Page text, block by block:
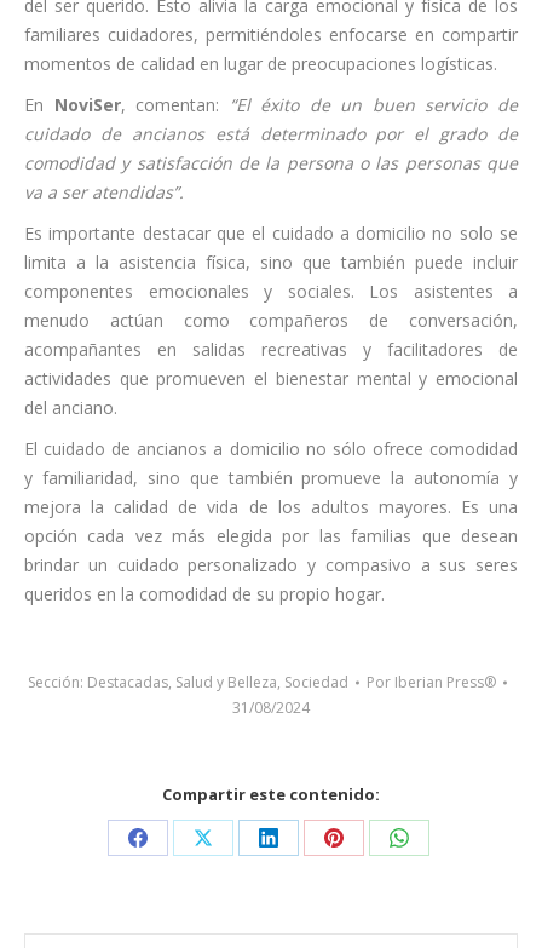
del ser querido. Esto alivia la carga emocional y física de los
familiares cuidadores, permitiéndoles enfocarse en compartir
momentos de calidad en lugar de preocupaciones logísticas.
En NoviSer, comentan:
“El éxito de un buen servicio de
cuidado de ancianos está determinado por el grado de
comodidad y satisfacción de la persona o las personas que
va a ser atendidas”.
Es importante destacar que el cuidado a domicilio no solo se
limita a la asistencia física, sino que también puede incluir
componentes emocionales y sociales. Los asistentes a
menudo actúan como compañeros de conversación,
acompañantes en salidas recreativas y facilitadores de
actividades que promueven el bienestar mental y emocional
del anciano.
El cuidado de ancianos a domicilio no sólo ofrece comodidad
y familiaridad, sino que también promueve la autonomía y
mejora la calidad de vida de los adultos mayores. Es una
opción cada vez más elegida por las familias que desean
brindar un cuidado personalizado y compasivo a sus seres
queridos en la comodidad de su propio hogar.
Sección: Destacadas, Salud y Belleza, Sociedad Por Iberian Press®
31/08/2024
Compartir este contenido:
Share
Facebook
Share
X
Share
LinkedIn
Share
Pinterest
Share
WhatsApp